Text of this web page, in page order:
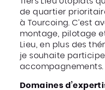
de quartier
à Tourcoing. C’est
montage, pilotage
Lieu, en plus des
je souhaite
accompagnements.
Domaines